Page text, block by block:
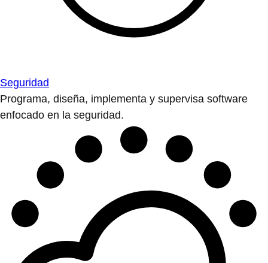
Seguridad
Programa, diseña, implementa y supervisa software
enfocado en la seguridad.